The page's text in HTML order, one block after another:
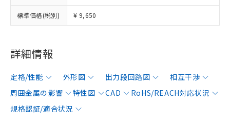
標準価格(税別) ¥ 9,650
詳細情報
定格/性能 外形図 出力段回路図
相互干渉
周囲金属の影響
特性図 CAD
RoHS/REACH対応状況
規格認証/適合状況